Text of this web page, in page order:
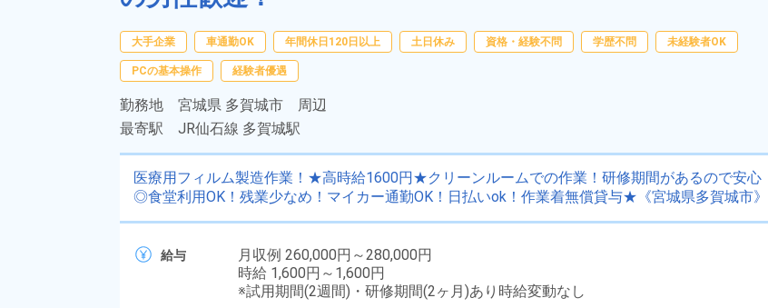
大手企業 車通勤OK 年間休日120日以上 土日休み 資格・経験不問 学歴不問 未経験者OK
PCの基本操作 経験者優遇
勤務地 宮城県 多賀城市 周辺
最寄駅 JR仙石線 多賀城駅
医療用フィルム製造作業！★高時給1600円★クリーンルームでの作業！研修期間があるので安心
◎食堂利用OK！残業少なめ！マイカー通勤OK！日払いok！作業着無償貸与★《宮城県多賀城市》
給与
月収例 260,000円～280,000円
時給 1,600円～1,600円
※試用期間(2週間)・研修期間(2ヶ月)あり時給変動なし